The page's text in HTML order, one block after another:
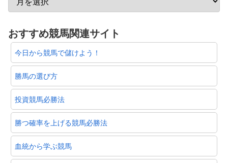
おすすめ競馬関連サイト
今日から競馬で儲けよう！
勝馬の選び方
投資競馬必勝法
勝つ確率を上げる競馬必勝法
血統から学ぶ競馬